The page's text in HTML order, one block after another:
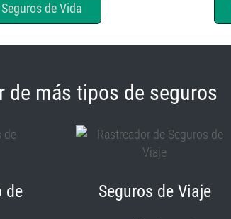
de Vida
de más tipos de seguros
de
Seguros de Viaje